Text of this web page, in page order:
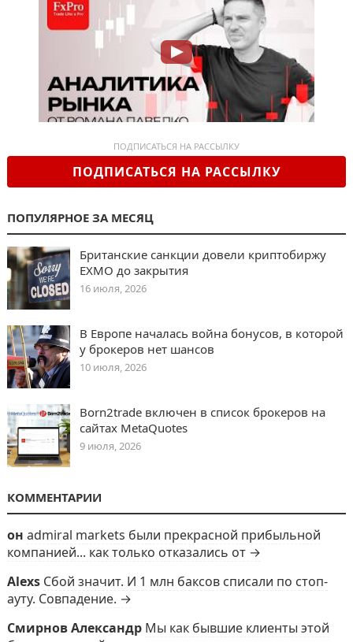
ПОДПИСАТЬСЯ НА РАССЫЛКУ
ПОДПИСАТЬСЯ НА РАССЫЛКУ
ПОПУЛЯРНОЕ ЗА МЕСЯЦ
Британские санкции довели криптобиржу
EXMO до закрытия
16 июля, 2026
В Европе началась война бонусов, в которой
у брокеров нет шансов
10 июля, 2026
Born2trade включен в список брокеров на
сайтах MetaQuotes
9 июля, 2026
КОММЕНТАРИИ
он admiral markets были прекрасной прибыльной
компанией... как только отказались от →
Alexs Сбой значит. И 1 млн баксов списали по стоп-
ауту. Совпадение. →
Смирнов Александр Мы как бывшие клиенты этой